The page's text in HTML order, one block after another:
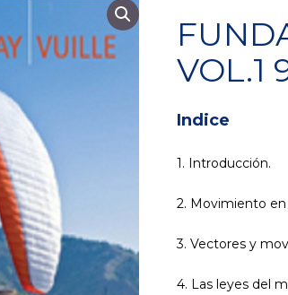
VOL.1
Indice
1. Introducción.
2. Movimiento
3. Vectores y
4. Las leyes del